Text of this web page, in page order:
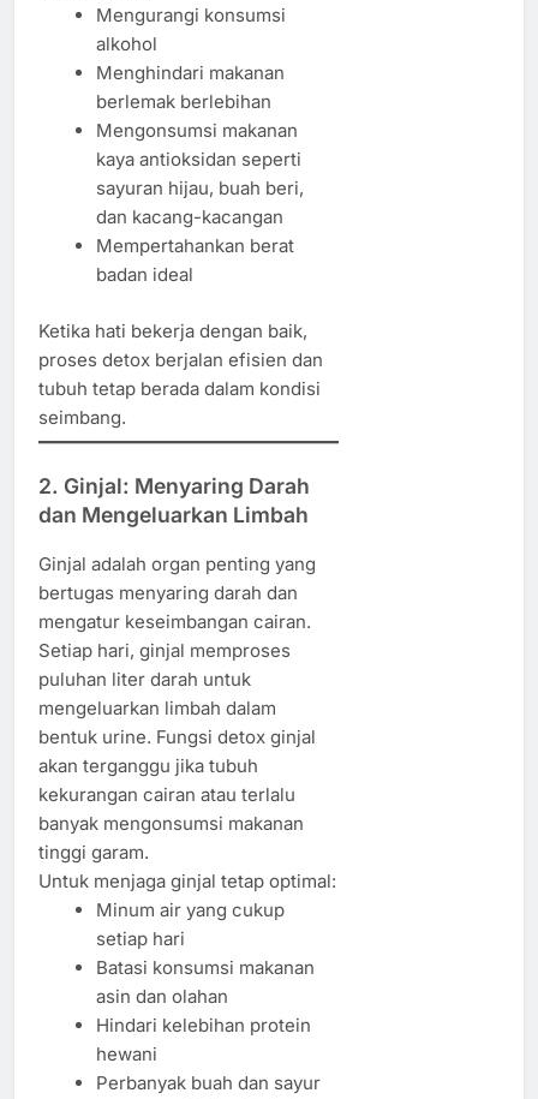
Mengurangi konsumsi
alkohol
Menghindari makanan
berlemak berlebihan
Mengonsumsi makanan
kaya antioksidan seperti
sayuran hijau, buah beri,
dan kacang-kacangan
Mempertahankan berat
badan ideal
Ketika hati bekerja dengan baik,
proses detox berjalan efisien dan
tubuh tetap berada dalam kondisi
seimbang.
2. Ginjal: Menyaring Darah
dan Mengeluarkan Limbah
Ginjal adalah organ penting yang
bertugas menyaring darah dan
mengatur keseimbangan cairan.
Setiap hari, ginjal memproses
puluhan liter darah untuk
mengeluarkan limbah dalam
bentuk urine. Fungsi detox ginjal
akan terganggu jika tubuh
kekurangan cairan atau terlalu
banyak mengonsumsi makanan
tinggi garam.
Untuk menjaga ginjal tetap optimal:
Minum air yang cukup
setiap hari
Batasi konsumsi makanan
asin dan olahan
Hindari kelebihan protein
hewani
Perbanyak buah dan sayur